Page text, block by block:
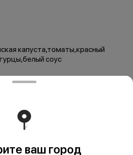
капуста,томаты,красный
соус
Юр. адрес: 248000, г.
д. 34/2 Банковские реквизиты:
БАНК" Р/сч.
ваш город